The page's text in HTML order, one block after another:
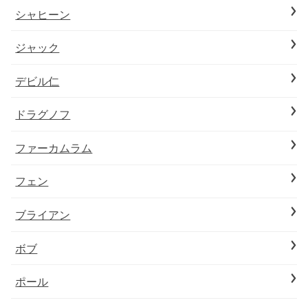
シャヒーン
ジャック
デビル仁
ドラグノフ
ファーカムラム
フェン
ブライアン
ボブ
ポール